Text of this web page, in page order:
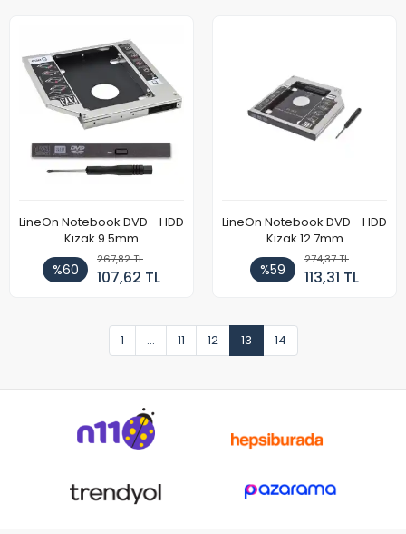
LineOn Notebook DVD - HDD
Kızak 9.5mm
%60
267,82 TL
107,62 TL
LineOn Notebook DVD - HDD
Kızak 12.7mm
%59
274,37 TL
113,31 TL
1 ... 11 12 13 14